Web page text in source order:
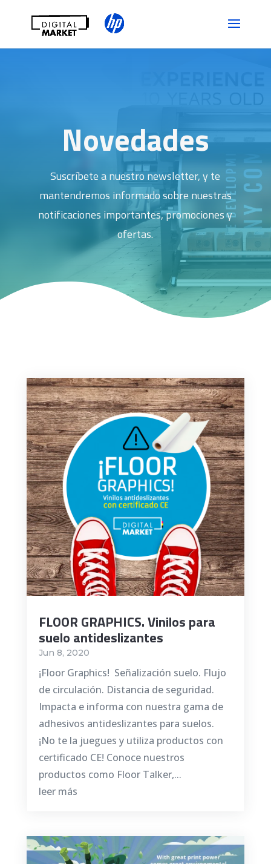
Novedades
Suscríbete a nuestro newsletter, y te
mantendremos informado sobre nuestras
notificaciones importantes, promociones y
ofertas.
FLOOR GRAPHICS. Vinilos para
suelo antideslizantes
Jun 8, 2020
¡Floor Graphics! Señalización suelo. Flujo
de circulación. Distancia de seguridad.
Impacta e informa con nuestra gama de
adhesivos antideslizantes para suelos.
¡No te la juegues y utiliza productos con
certificado CE! Conoce nuestros
productos como Floor Talker,...
leer más